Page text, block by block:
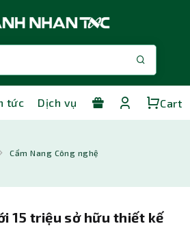
tức Dịch vụ Cart
Cẩm Nang Công nghệ
15 triệu sở hữu thiết kế